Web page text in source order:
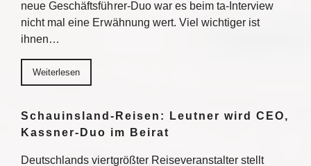
neue Geschäftsführer-Duo war es beim ta-Interview
nicht mal eine Erwähnung wert. Viel wichtiger ist
ihnen…
Weiterlesen
Schauinsland-Reisen: Leutner wird CEO,
Kassner-Duo im Beirat
Deutschlands viertgrößter Reiseveranstalter stellt